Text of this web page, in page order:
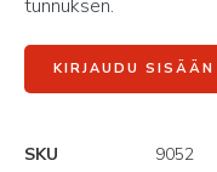
tunnuksen.
KIRJAUDU SISÄÄN
SKU
9052